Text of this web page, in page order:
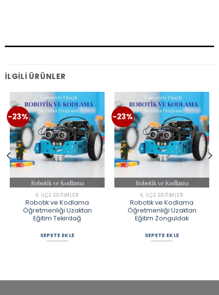
İLGILI ÜRÜNLER
-23%
İL İLÇE EĞITIMLER
Robotik ve Kodlama
Öğretmenliği Uzaktan
Eğitim Tekirdağ
SEPETE EKLE
-23%
İL İLÇE EĞITIMLER
Robotik ve Kodlama
Öğretmenliği Uzaktan
Eğitim Zonguldak
SEPETE EKLE